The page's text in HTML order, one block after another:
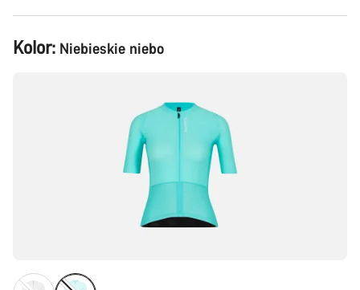
Konfiguracja
produktu
Kolor: Niebieskie niebo